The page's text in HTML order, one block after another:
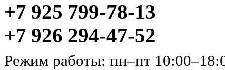
+7 925 799-78-13
+7 926 294-47-52
Режим работы: пн–пт